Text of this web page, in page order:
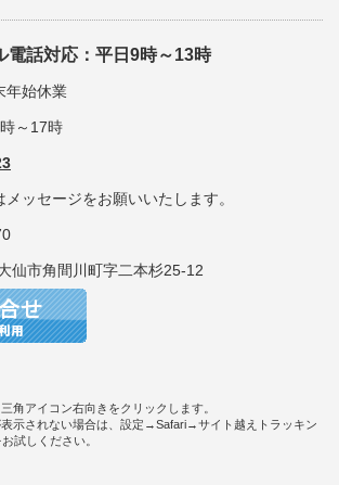
電話対応：平日9時～13時
年始休業
～17時
セージをお願いいたします。
仙市角間川町字二本杉25-12
角アイコン右向きをクリックします。
表示されない場合は、設定→Safari→サイト越えトラッキン
試しください。